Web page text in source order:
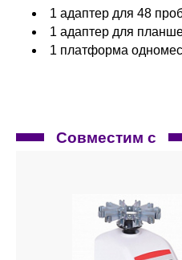
1 адаптер для 48
1 адаптер для
1 платформа
Совместим с